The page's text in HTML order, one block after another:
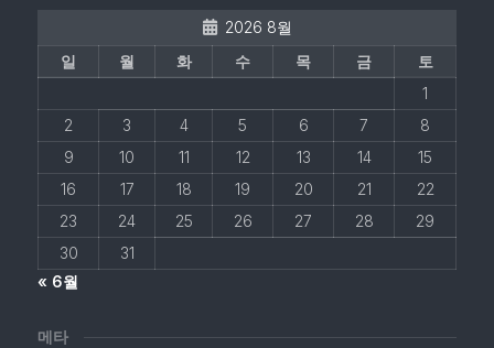
2026 8월
일
월 화 수 목 금
토
1
2
3 4 5 6 7
8
9
10 11 12 13 14
15
16
17 18 19 20 21
22
23
24 25 26 27 28
29
30
31
« 6월
메타